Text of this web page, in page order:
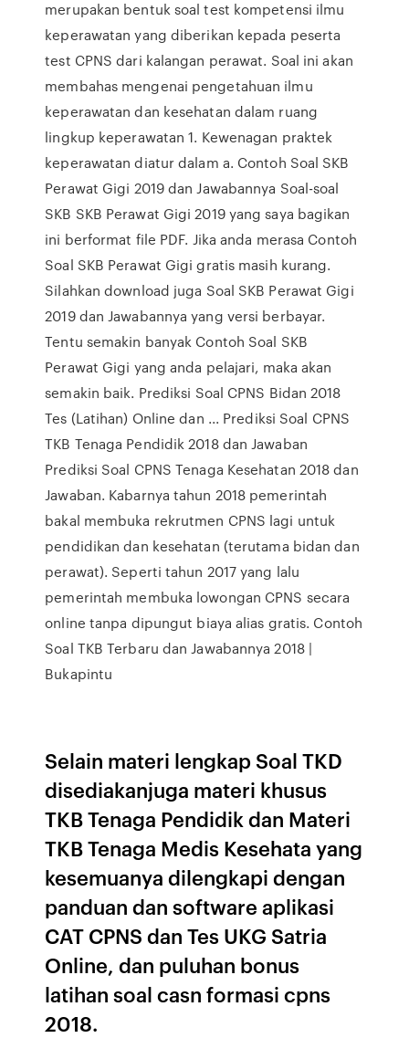
merupakan bentuk soal test kompetensi ilmu
keperawatan yang diberikan kepada peserta
test CPNS dari kalangan perawat. Soal ini akan
membahas mengenai pengetahuan ilmu
keperawatan dan kesehatan dalam ruang
lingkup keperawatan 1. Kewenagan praktek
keperawatan diatur dalam a. Contoh Soal SKB
Perawat Gigi 2019 dan Jawabannya Soal-soal
SKB SKB Perawat Gigi 2019 yang saya bagikan
ini berformat file PDF. Jika anda merasa Contoh
Soal SKB Perawat Gigi gratis masih kurang.
Silahkan download juga Soal SKB Perawat Gigi
2019 dan Jawabannya yang versi berbayar.
Tentu semakin banyak Contoh Soal SKB
Perawat Gigi yang anda pelajari, maka akan
semakin baik. Prediksi Soal CPNS Bidan 2018
Tes (Latihan) Online dan ... Prediksi Soal CPNS
TKB Tenaga Pendidik 2018 dan Jawaban
Prediksi Soal CPNS Tenaga Kesehatan 2018 dan
Jawaban. Kabarnya tahun 2018 pemerintah
bakal membuka rekrutmen CPNS lagi untuk
pendidikan dan kesehatan (terutama bidan dan
perawat). Seperti tahun 2017 yang lalu
pemerintah membuka lowongan CPNS secara
online tanpa dipungut biaya alias gratis. Contoh
Soal TKB Terbaru dan Jawabannya 2018 |
Bukapintu
Selain materi lengkap Soal TKD
disediakanjuga materi khusus
TKB Tenaga Pendidik dan Materi
TKB Tenaga Medis Kesehata yang
kesemuanya dilengkapi dengan
panduan dan software aplikasi
CAT CPNS dan Tes UKG Satria
Online, dan puluhan bonus
latihan soal casn formasi cpns
2018.